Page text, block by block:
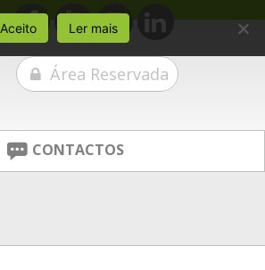
Área Reservada
CONTACTOS
Aceito Ler mais